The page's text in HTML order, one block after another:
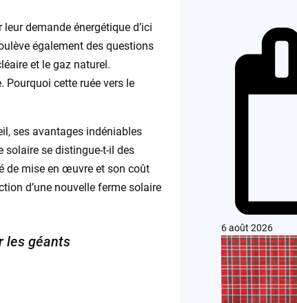
demande énergétique d’ici
également des questions
et le gaz naturel.
Pourquoi cette ruée vers le
ses avantages indéniables
solaire se distingue-t-il des
de mise en œuvre et son coût
d’une nouvelle ferme solaire
les géants
6 août 2026